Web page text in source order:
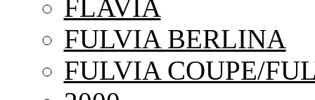
FLAVIA
FULVIA BERLINA
FULVIA COUPE/